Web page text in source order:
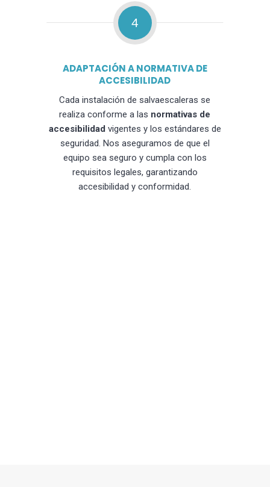
4
ADAPTACIÓN A NORMATIVA DE
ACCESIBILIDAD
Cada instalación de salvaescaleras se
realiza conforme a las normativas de
accesibilidad vigentes y los estándares de
seguridad. Nos aseguramos de que el
equipo sea seguro y cumpla con los
requisitos legales, garantizando
accesibilidad y conformidad.